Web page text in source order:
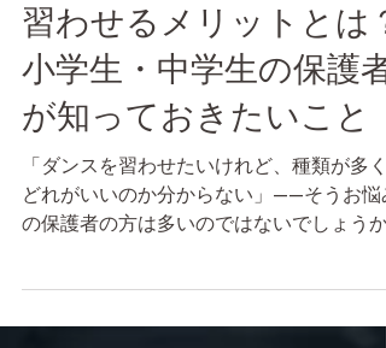
子どもにジャズダンスを
習わせるメリットとは？
小学生・中学生の保護者
が知っておきたいこと
「ダンスを習わせたいけれど、種類が多く
どれがいいのか分からない」——そうお悩
ヒップホップやバレエ、クラシックジャズ